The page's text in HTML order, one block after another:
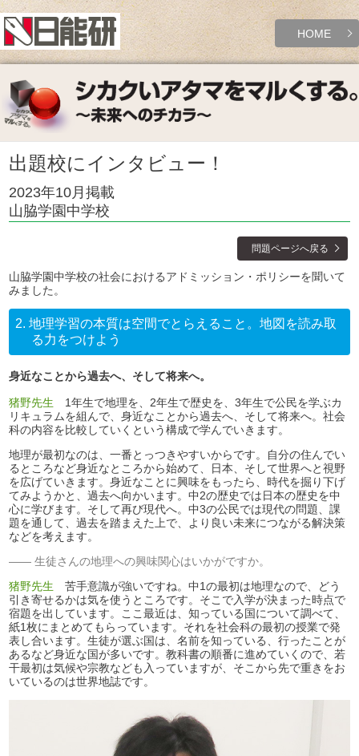
HOME
出題校にインタビュー！
2023年10月掲載
山脇学園中学校
問題ページへ戻る
山脇学園中学校の社会におけるアドミッション・ポリシーを聞いて
みました。
2. 地理学習の本質は空間でとらえること。地図を読み取
る力をつけよう
身近なことから過去へ、そして将来へ。
猪野先生 1年生で地理を、2年生で歴史を、3年生で公民を学ぶカ
リキュラムを組んで、身近なことから過去へ、そして将来へ。社会
科の内容を比較していくという構成で学んでいきます。
地理が最初なのは、一番とっつきやすいからです。自分の住んでい
るところなど身近なところから始めて、日本、そして世界へと視野
を広げていきます。身近なことに興味をもったら、時代を掘り下げ
てみようかと、過去へ向かいます。中2の歴史では日本の歴史を中
心に学びます。そして再び現代へ。中3の公民では現代の問題、課
題を通して、過去を踏まえた上で、より良い未来につながる解決策
などを考えます。
生徒さんの地理への興味関心はいかがですか。
猪野先生 苦手意識が強いですね。中1の最初は地理なので、どう
引き寄せるかは気を使うところです。そこで入学が決まった時点で
宿題を出しています。ここ最近は、知っている国について調べて、
紙1枚にまとめてもらっています。それを社会科の最初の授業で発
表し合います。生徒が選ぶ国は、名前を知っている、行ったことが
あるなど身近な国が多いです。教科書の順番に進めていくので、若
干最初は気候や宗教なども入っていますが、そこから先で重きをお
いているのは世界地誌です。